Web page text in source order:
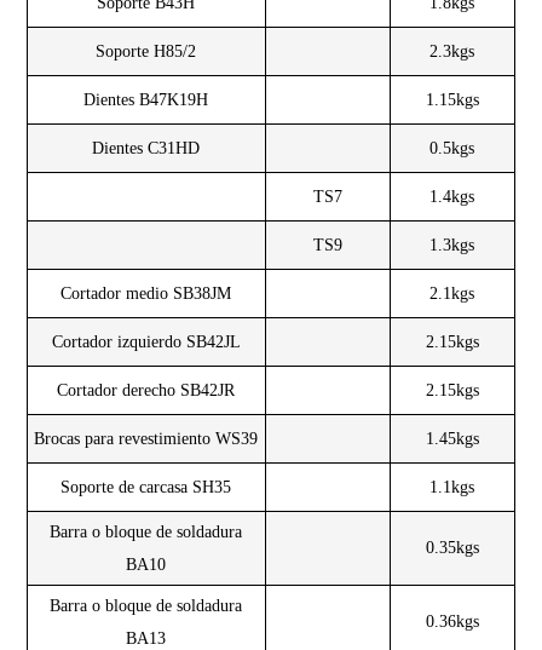
Soporte H85/2 2.3kgs
Dientes B47K19H 1.15kgs
Dientes C31HD 0.5kgs
TS7 1.4kgs
TS9 1.3kgs
Cortador medio SB38JM 2.1kgs
Cortador izquierdo SB42JL 2.15kgs
Cortador derecho SB42JR 2.15kgs
Brocas para revestimiento WS39 1.45kgs
Soporte de carcasa SH35 1.1kgs
Barra o bloque de soldadura
BA10
0.35kgs
Barra o bloque de soldadura
BA13
0.36kgs